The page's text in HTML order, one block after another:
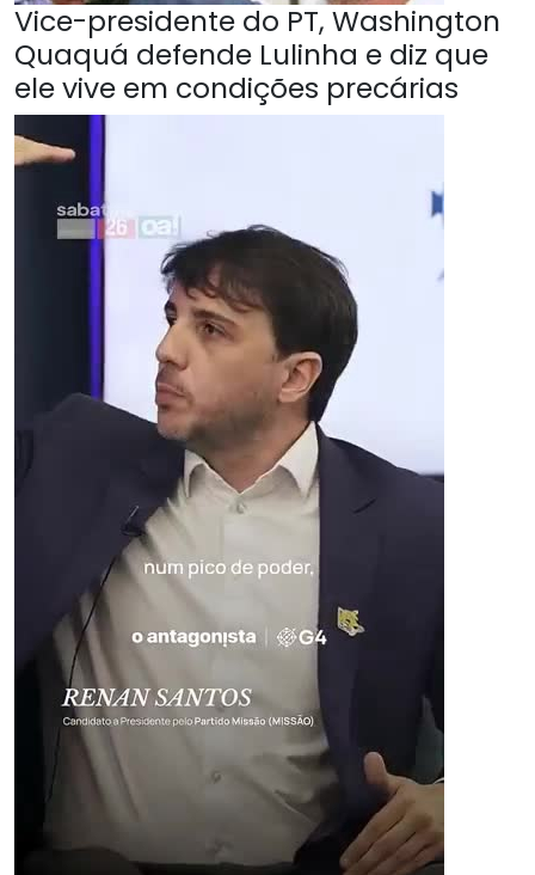
Vice-presidente do PT, Washington
Quaquá defende Lulinha e diz que
ele vive em condições precárias